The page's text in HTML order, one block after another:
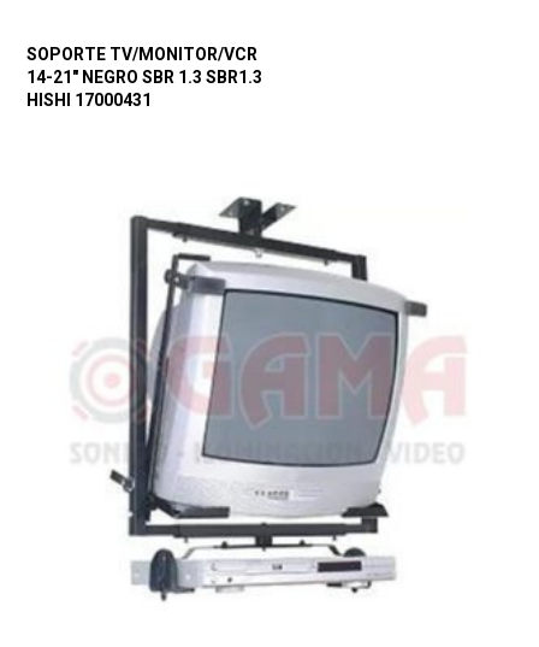
SOPORTE TV/MONITOR/VCR
14-21″ NEGRO SBR 1.3 SBR1.3
HISHI 17000431